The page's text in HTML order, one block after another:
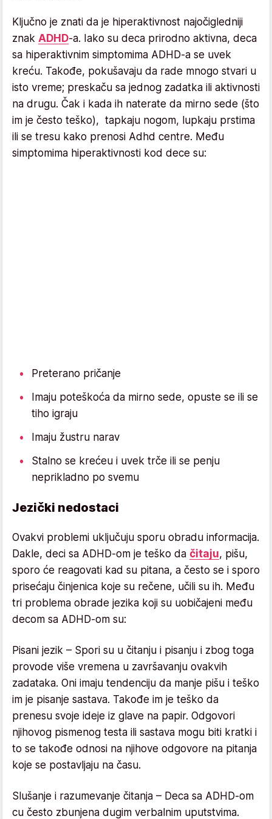
Ključno je znati da je hiperaktivnost najočigledniji
znak ADHD-a. Iako su deca prirodno aktivna, deca
sa hiperaktivnim simptomima ADHD-a se uvek
kreću. Takođe, pokušavaju da rade mnogo stvari u
isto vreme; preskaču sa jednog zadatka ili aktivnosti
na drugu. Čak i kada ih naterate da mirno sede (što
im je često teško), tapkaju nogom, lupkaju prstima
ili se tresu kako prenosi Adhd centre. Među
simptomima hiperaktivnosti kod dece su:
Preterano pričanje
Imaju poteškoća da mirno sede, opuste se ili se
tiho igraju
Imaju žustru narav
Stalno se krećeu i uvek trče ili se penju
neprikladno po svemu
Jezički nedostaci
Ovakvi problemi uključuju sporu obradu informacija.
Dakle, deci sa ADHD-om je teško da čitaju, pišu,
sporo će reagovati kad su pitana, a često se i sporo
prisećaju činjenica koje su rečene, učili su ih. Među
tri problema obrade jezika koji su uobičajeni među
decom sa ADHD-om su:
Pisani jezik – Spori su u čitanju i pisanju i zbog toga
provode više vremena u završavanju ovakvih
zadataka. Oni imaju tendenciju da manje pišu i teško
im je pisanje sastava. Takođe im je teško da
prenesu svoje ideje iz glave na papir. Odgovori
njihovog pismenog testa ili sastava mogu biti kratki i
to se takođe odnosi na njihove odgovore na pitanja
koje se postavljaju na času.
Slušanje i razumevanje čitanja – Deca sa ADHD-om
cu često zbunjena dugim verbalnim uputstvima.